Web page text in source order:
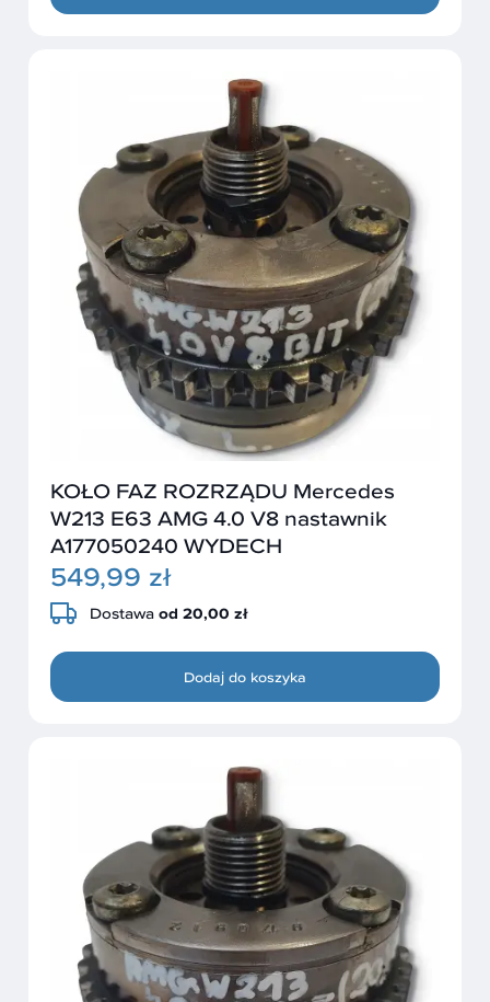
KOŁO FAZ ROZRZĄDU Mercedes
W213 E63 AMG 4.0 V8 nastawnik
A177050240 WYDECH
549,99 zł
Dostawa od 20,00 zł
Dodaj do koszyka